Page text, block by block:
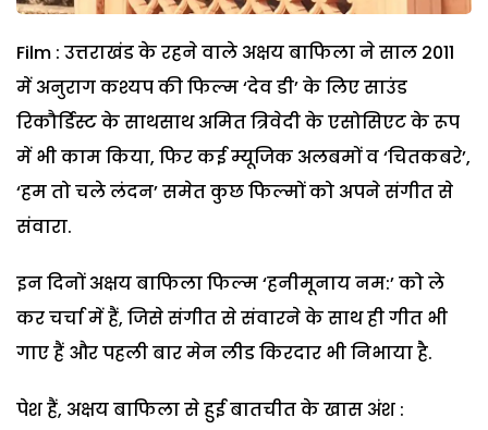
Film : उत्तराखंड के रहने वाले अक्षय बाफिला ने साल 2011
में अनुराग कश्यप की फिल्म ‘देव डी’ के लिए साउंड
रिकौर्डिस्ट के साथसाथ अमित त्रिवेदी के एसोसिएट के रूप
में भी काम किया, फिर कई म्यूजिक अलबमों व ‘चितकबरे’,
‘हम तो चले लंदन’ समेत कुछ फिल्मों को अपने संगीत से
संवारा.
इन दिनों अक्षय बाफिला फिल्म ‘हनीमूनाय नम:’ को ले
कर चर्चा में हैं, जिसे संगीत से संवारने के साथ ही गीत भी
गाए हैं और पहली बार मेन लीड किरदार भी निभाया है.
पेश हैं, अक्षय बाफिला से हुई बातचीत के खास अंश :